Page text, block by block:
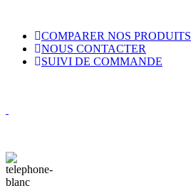
COMPARER NOS PRODUITS
NOUS CONTACTER
SUIVI DE COMMANDE